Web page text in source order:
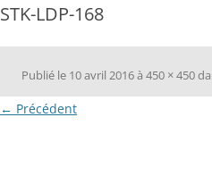
STK-LDP-168
Publié le 10 avril 2016à450 × 450
← Précédent